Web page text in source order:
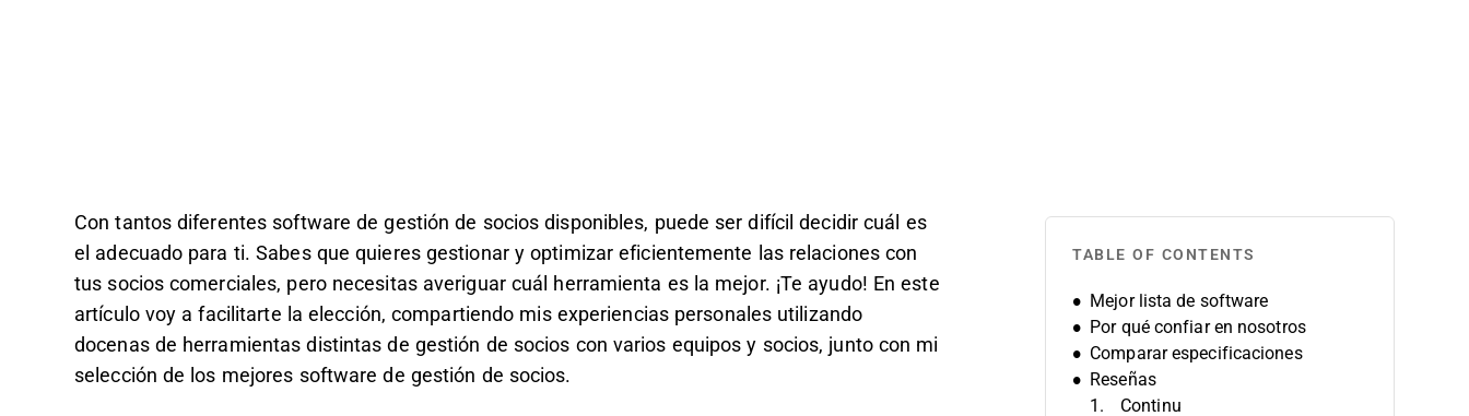
Con tantos diferentes software de gestión de socios disponibles, puede ser difícil decidir cuál es
el adecuado para ti. Sabes que quieres gestionar y optimizar eficientemente las relaciones con
tus socios comerciales, pero necesitas averiguar cuál herramienta es la mejor. ¡Te ayudo! En este
artículo voy a facilitarte la elección, compartiendo mis experiencias personales utilizando
docenas de herramientas distintas de gestión de socios con varios equipos y socios, junto con mi
selección de los mejores software de gestión de socios.
TABLE OF CONTENTS
Mejor lista de software
Por qué confiar en nosotros
Comparar especificaciones
Reseñas
Continu